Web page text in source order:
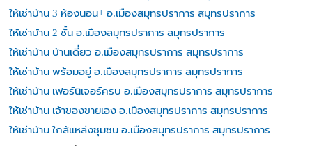
ให้เช่าบ้าน 3 ห้องนอน+ อ.เมืองสมุทรปราการ สมุทรปราการ
ให้เช่าบ้าน 2 ชั้น อ.เมืองสมุทรปราการ สมุทรปราการ
ให้เช่าบ้าน บ้านเดี่ยว อ.เมืองสมุทรปราการ สมุทรปราการ
ให้เช่าบ้าน พร้อมอยู่ อ.เมืองสมุทรปราการ สมุทรปราการ
ให้เช่าบ้าน เฟอร์นิเจอร์ครบ อ.เมืองสมุทรปราการ สมุทรปราการ
ให้เช่าบ้าน เจ้าของขายเอง อ.เมืองสมุทรปราการ สมุทรปราการ
ให้เช่าบ้าน ใกล้แหล่งชุมชน อ.เมืองสมุทรปราการ สมุทรปราการ